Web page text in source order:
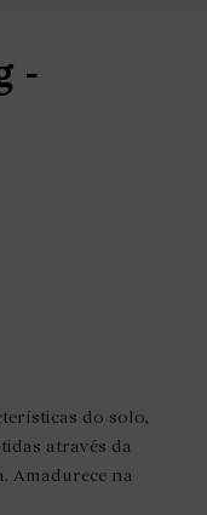
-
do solo,
através da
Amadurece na